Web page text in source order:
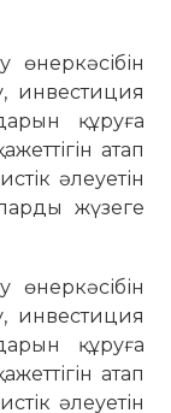
инвестиция
құруға
атап
әлеуетін
жүзеге
инвестиция
құруға
атап
әлеуетін